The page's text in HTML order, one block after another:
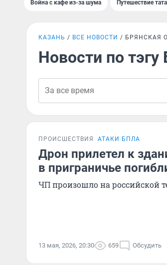
Война с кафе из-за шума Путешествие
КАЗАНЬ ВСЕ НОВОСТИ БРЯНСКАЯ
Новости по тэгу
ПРОИСШЕСТВИЯ АТАКИ БПЛА
Дрон прилетел к
в приграничье
ЧП произошло на российской
13 мая, 2026, 20:30 659 Обсудить